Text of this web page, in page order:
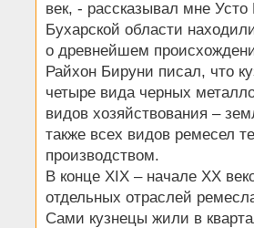
век, - рассказывал мне
Бухарской области
о древнейшем
Райхон Бируни писал, что
четыре вида черных
видов хозяйствования –
также всех видов ремесел
производством.
В конце XIX – начале XX
отдельных отраслей
Сами кузнецы жили в